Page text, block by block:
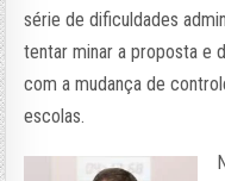
série de dificuldades
tentar minar a proposta e
com a mudança de
escolas.